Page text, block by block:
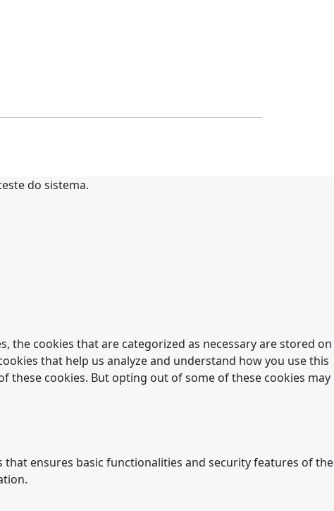
do sistema.
the cookies that are categorized as necessary are stored on
that help us analyze and understand how you use this
these cookies. But opting out of some of these cookies may
ensures basic functionalities and security features of the